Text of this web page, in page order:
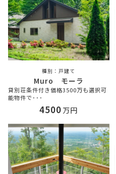
戸建て
Muro モーラ
貸別荘条件付き価格3500万も選択可
能物件で･･･
4500 万円